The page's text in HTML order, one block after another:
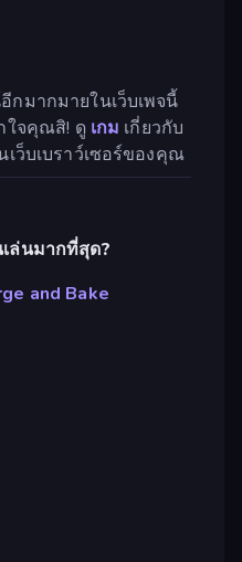
กมากมายในเว็บเพจนี้
ใจคุณสิ! ดู เกม เกี่ยวกับ
ว็บเบราว์เซอร์ของคุณ
ล่นมากที่สุด?
and Bake